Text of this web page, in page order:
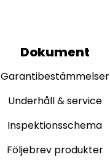
Dokument
Garantibestämmelser
Underhåll & service
Inspektionsschema
Följebrev produkter